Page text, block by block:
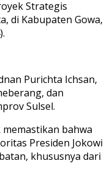
Strategis
di Kabupaten Gowa,
Purichta Ichsan,
dan
Sulsel.
bahwa
Presiden Jokowi
khususnya dari